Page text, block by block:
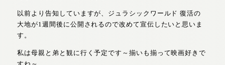
以前より告知していますが、ジュラシックワールド 復活の
大地が1週間後に公開されるので改めて宣伝したいと思いま
す。
私は母親と弟と観に行く予定です～揃いも揃って映画好きで